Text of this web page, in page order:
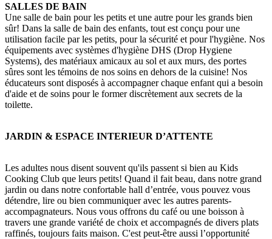
SALLES DE BAIN
Une salle de bain pour les petits et une autre pour les grands bien
sûr! Dans la salle de bain des enfants, tout est conçu pour une
utilisation facile par les petits, pour la sécurité et pour l'hygiène. Nos
équipements avec systèmes d'hygiène DHS (Drop Hygiene
Systems), des matériaux amicaux au sol et aux murs, des portes
sûres sont les témoins de nos soins en dehors de la cuisine! Nos
éducateurs sont disposés à accompagner chaque enfant qui a besoin
d'aide et de soins pour le former discrètement aux secrets de la
toilette.
JARDIN & ESPACE INTERIEUR D’ATTENTE
Les adultes nous disent souvent qu'ils passent si bien au Kids
Cooking Club que leurs petits! Quand il fait beau, dans notre grand
jardin ou dans notre confortable hall d’entrée, vous pouvez vous
détendre, lire ou bien communiquer avec les autres parents-
accompagnateurs. Nous vous offrons du café ou une boisson à
travers une grande variété de choix et accompagnés de divers plats
raffinés, toujours faits maison. C'est peut-être aussi l’opportunité